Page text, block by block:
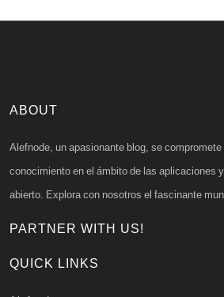
ABOUT
Alefnode, un apasionante blog, se
conocimiento en el ámbito de las aplicaciones
abierto. Explora con nosotros el fascinante
PARTNER WITH US!
QUICK LINKS